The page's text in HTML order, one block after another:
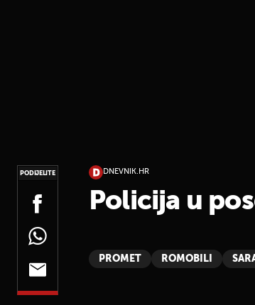
PODIJELITE DNEVNIK.HR
Policija u
PROMET ROMOBILI